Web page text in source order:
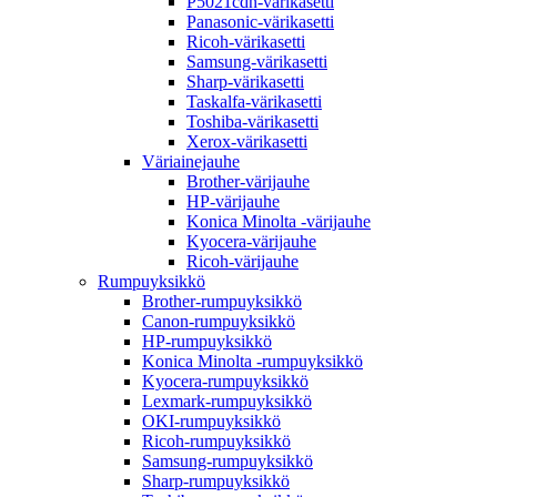
Panasonic-värikasetti
Ricoh-värikasetti
Samsung-värikasetti
Sharp-värikasetti
Taskalfa-värikasetti
Toshiba-värikasetti
Xerox-värikasetti
Väriainejauhe
Brother-värijauhe
HP-värijauhe
Konica Minolta -värijauhe
Kyocera-värijauhe
Ricoh-värijauhe
Rumpuyksikkö
Brother-rumpuyksikkö
Canon-rumpuyksikkö
HP-rumpuyksikkö
Konica Minolta -rumpuyksikkö
Kyocera-rumpuyksikkö
Lexmark-rumpuyksikkö
OKI-rumpuyksikkö
Ricoh-rumpuyksikkö
Samsung-rumpuyksikkö
Sharp-rumpuyksikkö